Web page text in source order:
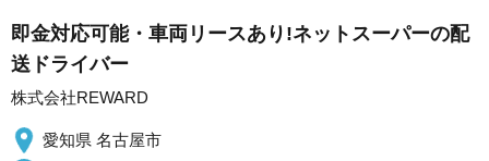
即金対応可能・車両リースあり!ネットスーパーの配
送ドライバー
株式会社REWARD
愛知県 名古屋市